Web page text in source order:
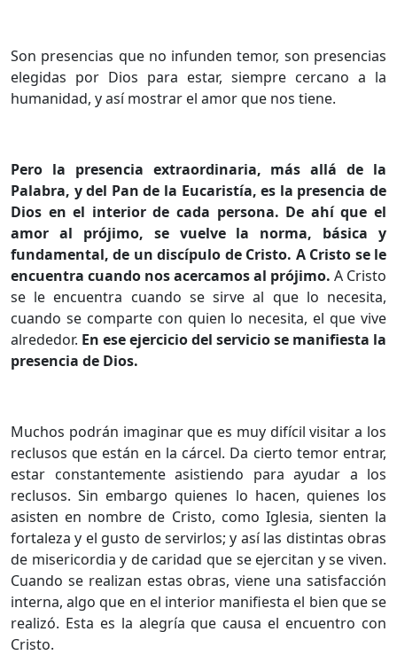
Son presencias que no infunden temor, son presencias
elegidas por Dios para estar, siempre cercano a la
humanidad, y así mostrar el amor que nos tiene.
Pero la presencia extraordinaria, más allá de la
Palabra, y del Pan de la Eucaristía, es la presencia de
Dios en el interior de cada persona. De ahí que el
amor al prójimo, se vuelve la norma, básica y
fundamental, de un discípulo de Cristo. A Cristo se le
encuentra cuando nos acercamos al prójimo. A Cristo
se le encuentra cuando se sirve al que lo necesita,
cuando se comparte con quien lo necesita, el que vive
alrededor. En ese ejercicio del servicio se manifiesta la
presencia de Dios.
Muchos podrán imaginar que es muy difícil visitar a los
reclusos que están en la cárcel. Da cierto temor entrar,
estar constantemente asistiendo para ayudar a los
reclusos. Sin embargo quienes lo hacen, quienes los
asisten en nombre de Cristo, como Iglesia, sienten la
fortaleza y el gusto de servirlos; y así las distintas obras
de misericordia y de caridad que se ejercitan y se viven.
Cuando se realizan estas obras, viene una satisfacción
interna, algo que en el interior manifiesta el bien que se
realizó. Esta es la alegría que causa el encuentro con
Cristo.